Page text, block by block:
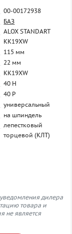
00-00172938
БАЗ
ALOX STANDART
KK19XW
115 мм
22 мм
KK19XW
40 H
40 P
универсальный
на шпиндель
лепестковый
торцевой (КЛТ)
дилера
товара и
не является